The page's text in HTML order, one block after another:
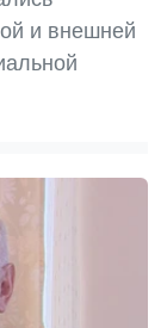
и внешней